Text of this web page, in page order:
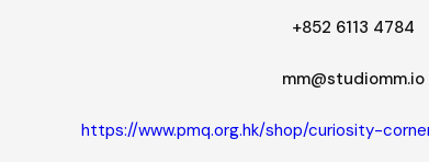
+852 6113 4784
mm@studiomm.io
https://www.pmq.org.hk/shop/curiosity-